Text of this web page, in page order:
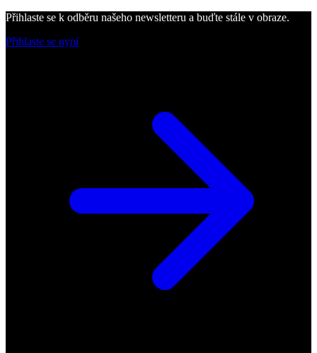
Přihlaste se k odběru našeho newsletteru a buďte stále v obraze.
Přihlaste se nyní